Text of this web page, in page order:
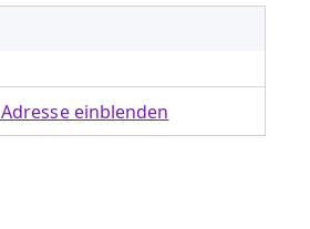
Adresse einblenden